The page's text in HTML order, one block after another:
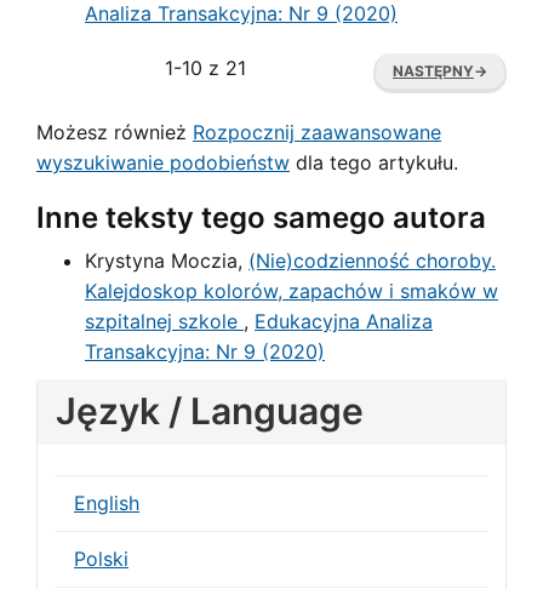
Analiza Transakcyjna: Nr 9 (2020)
1-10 z 21 NASTĘPNY→
Możesz również Rozpocznij zaawansowane
wyszukiwanie podobieństw dla tego artykułu.
Inne teksty tego samego autora
Krystyna Moczia, (Nie)codzienność choroby.
Kalejdoskop kolorów, zapachów i smaków w
szpitalnej szkole , Edukacyjna Analiza
Transakcyjna: Nr 9 (2020)
Język / Language
English
Polski